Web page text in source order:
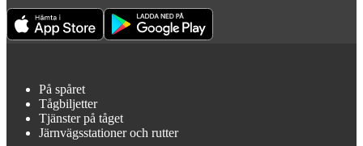
På spåret
Tågbiljetter
Tjänster på tåget
Järnvägsstationer och rutter